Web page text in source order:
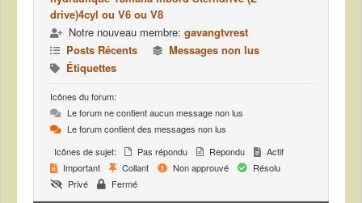
drive)4cyl ou V6 ou V8
Notre nouveau membre: gavangtvrest
Posts Récents
Messages non lus
Étiquettes
Icônes du forum:
Le forum ne contient aucun message non lus
Le forum contient des messages non lus
Icônes de sujet:
Pas répondu Repondu
Actif
Important
Collant Non approuvé
Résolu
Privé
Fermé